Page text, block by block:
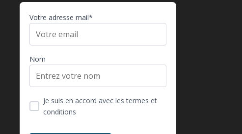
Votre adresse mail*
Nom
Je suis en accord avec les termes et
conditions